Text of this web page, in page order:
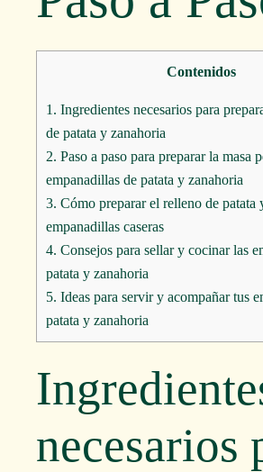
Contenidos
1. Ingredientes necesarios para
de patata y zanahoria
2. Paso a paso para preparar la masa
empanadillas de patata y zanahoria
3. Cómo preparar el relleno de patata
empanadillas caseras
4. Consejos para sellar y cocinar las
patata y zanahoria
5. Ideas para servir y acompañar tus
patata y zanahoria
necesarios